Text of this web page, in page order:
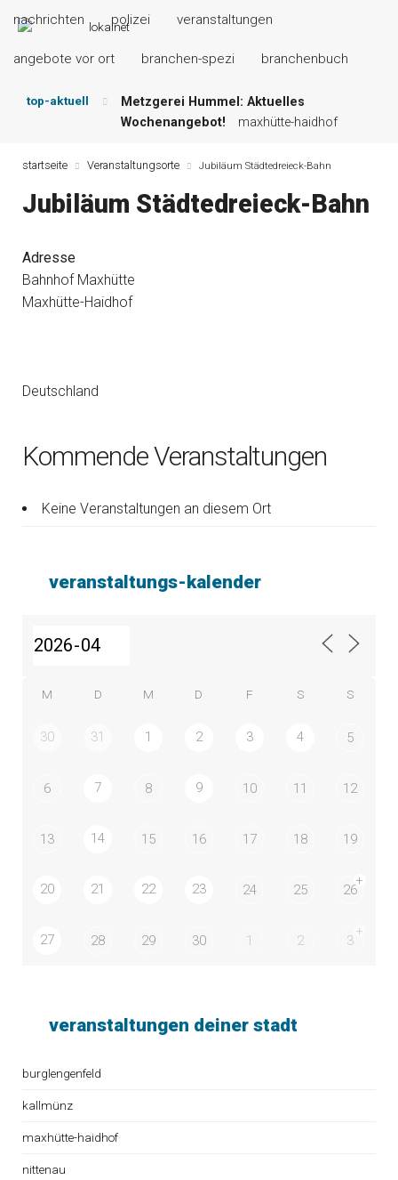
nachrichten polizei veranstaltungen
angebote vor ort branchen-spezi branchenbuch
top-aktuell
Metzgerei Hummel: Aktuelles
Wochenangebot!
maxhütte-haidhof
Grillspezialitäten u.v.m.! kallmünz
und mehr … burglengenfeld
Maxhütter Fischladen: Unser aktuelles
Angebot …
startseite Veranstaltungsorte Jubiläum Städtedreieck-Bahn
Jubiläum Städtedreieck-Bahn
Adresse
Bahnhof Maxhütte
Maxhütte-Haidhof
Deutschland
Kommende Veranstaltungen
Keine Veranstaltungen an diesem Ort
veranstaltungs-kalender
M D M D F S S
30 31 1 2 3 4 5
6 7 8 9 10 11 12
13 14 15 16 17 18 19
20 21 22 23 24 25 26
+
27 28 29 30 1 2 3
+
veranstaltungen deiner stadt
burglengenfeld
kallmünz
maxhütte-haidhof
nittenau